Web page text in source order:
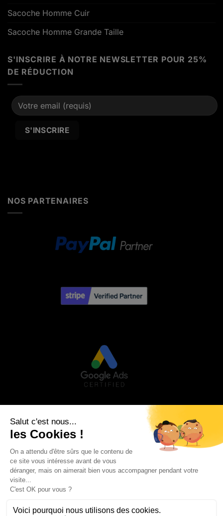
Sacoche Homme Cuir
Sacoche Homme Grande Taille
S'INSCRIRE À NOTRE NEWSLETTER POUR 25%
DE RÉDUCTION
NOS PARTENAIRES
Visa PayPal Stripe MasterCard
Maestro
AVIS CLIENTS